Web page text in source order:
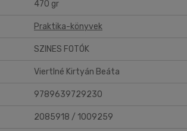
470 gr
Praktika-könyvek
SZINES FOTÓK
Viertlné Kirtyán Beáta
9789639729230
2085918 / 1009259